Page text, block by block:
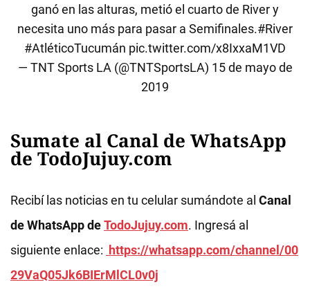
ganó en las alturas, metió el cuarto de River y
necesita uno más para pasar a Semifinales.#River
#AtléticoTucumán pic.twitter.com/x8IxxaM1VD
— TNT Sports LA (@TNTSportsLA) 15 de mayo de
2019
Sumate al Canal de WhatsApp
de TodoJujuy.com
Recibí las noticias en tu celular sumándote al Canal
de WhatsApp deTodoJujuy.com. Ingresá al
siguiente enlace: https://whatsapp.com/channel/00
29VaQ05Jk6BIErMlCL0v0j